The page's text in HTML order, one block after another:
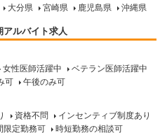
大分県 宮崎県 鹿児島県 沖縄県
ルバイト求人
女性医師活躍中
ベテラン医師活躍中
可
午後のみ可
資格不問
インセンティブ制度あり
限定勤務可
時短勤務の相談可